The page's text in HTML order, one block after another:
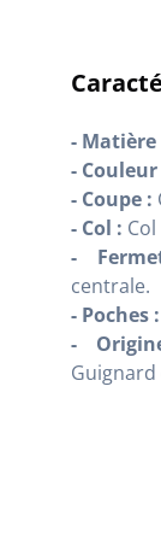
- Matière
- Couleur
- Coupe :
- Col :
-
centrale.
- Poches :
-
Guignard